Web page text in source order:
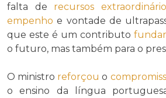
falta de recursos
empenho e vontade de
que este é um contributo
o futuro, mas também para o
O ministro reforçou o
o ensino da língua